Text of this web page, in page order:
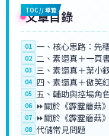
TOC // 導覽
文章目錄
01 一、核心思路：先
02 二、素還真＋一頁
03 三、素還真＋葉小
04 四、素還真＋傲笑
05 五、輔助與控場角
06 ⏩關於《霹靂蘑菇
07 ⏩關於《霹靂蘑菇
08 代儲常見問題